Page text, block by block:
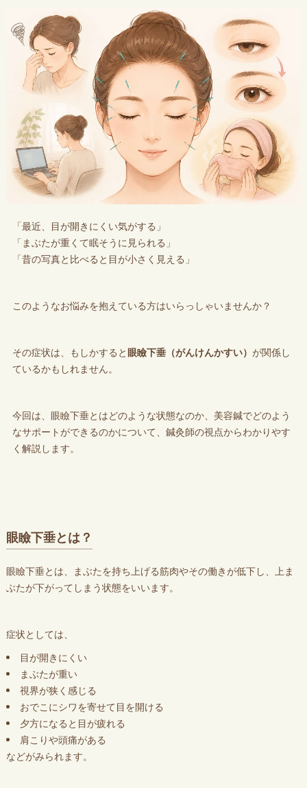
「最近、目が開きにくい気がする」
「まぶたが重くて眠そうに見られる」
「昔の写真と比べると目が小さく見える」
このようなお悩みを抱えている方はいらっしゃいませんか？
その症状は、もしかすると眼瞼下垂（がんけんかすい） が関係し
ているかもしれません。
今回は、眼瞼下垂とはどのような状態なのか、美容鍼でどのよう
なサポートができるのかについて、鍼灸師の視点からわかりやす
く解説します。
眼瞼下垂とは？
眼瞼下垂とは、まぶたを持ち上げる筋肉やその働きが低下し、上ま
ぶたが下がってしまう状態をいいます。
症状としては、
目が開きにくい
まぶたが重い
視界が狭く感じる
おでこにシワを寄せて目を開ける
夕方になると目が疲れる
肩こりや頭痛がある
などがみられます。